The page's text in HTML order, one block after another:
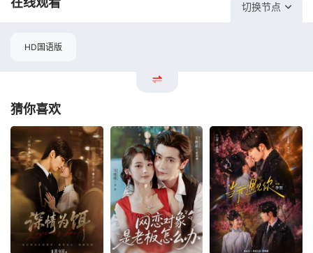
切换节点
HD国语版
猜你喜欢